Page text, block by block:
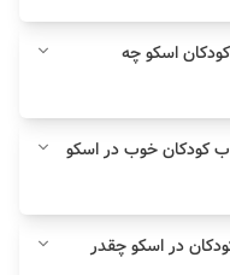
اسکو چه
کودکان خوب در اسکو
در اسکو چقدر